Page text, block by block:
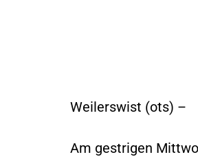
Weilerswist (ots) –
Am gestrigen